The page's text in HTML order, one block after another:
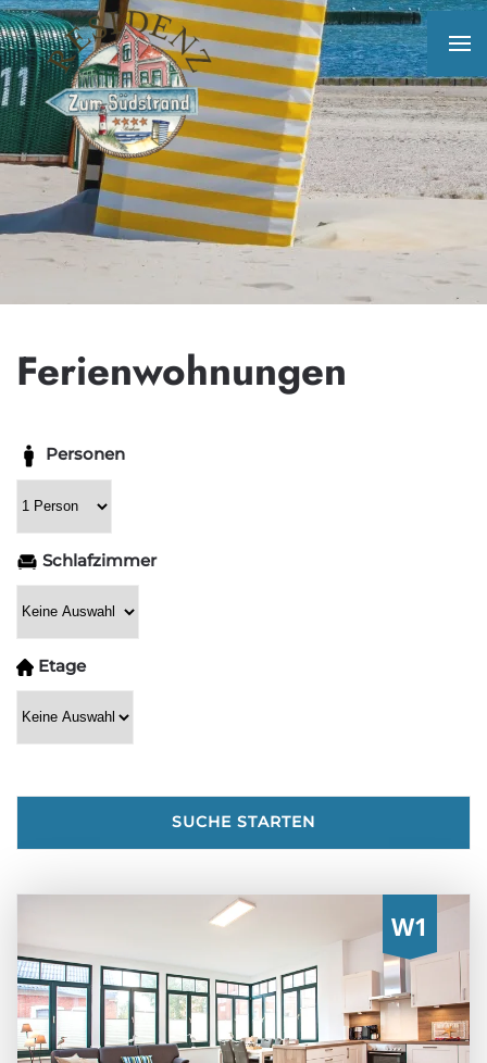
Ferienwohnungen
Personen
Schlafzimmer
Etage
SUCHE STARTEN